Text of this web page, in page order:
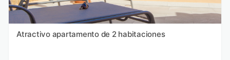
Atractivo apartamento de 2 habitaciones